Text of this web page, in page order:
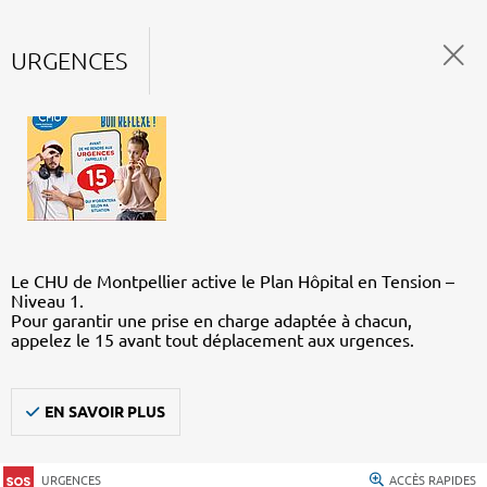
URGENCES
Le CHU de Montpellier active le Plan Hôpital en Tension –
Niveau 1.
Pour garantir une prise en charge adaptée à chacun,
appelez le 15 avant tout déplacement aux urgences.
EN SAVOIR PLUS
URGENCES ACCÈS RAPIDES